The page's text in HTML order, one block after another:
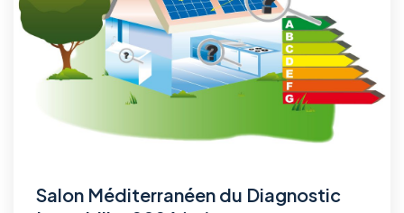
Salon Méditerranéen du Diagnostic